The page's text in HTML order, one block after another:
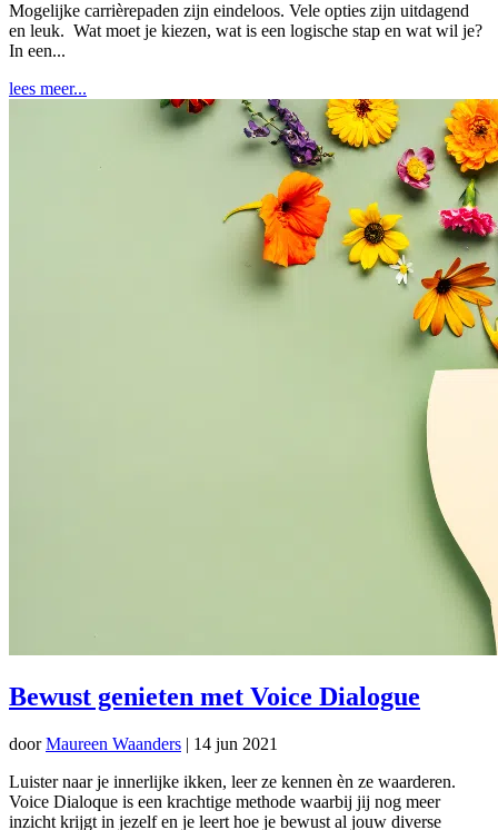
Mogelijke carrièrepaden zijn eindeloos. Vele opties zijn uitdagend
en leuk. Wat moet je kiezen, wat is een logische stap en wat wil je?
In een...
lees meer...
Bewust genieten met Voice Dialogue
doorMaureen Waanders | 14 jun 2021
Luister naar je innerlijke ikken, leer ze kennen èn ze waarderen.
Voice Dialoque is een krachtige methode waarbij jij nog meer
inzicht krijgt in jezelf en je leert hoe je bewust al jouw diverse